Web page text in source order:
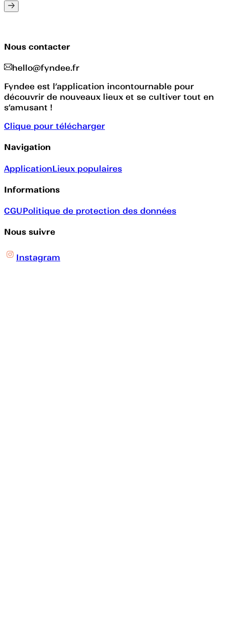
Nous contacter
hello@fyndee.fr
Fyndee est l’application incontournable pour
découvrir de nouveaux lieux et se cultiver tout en
s’amusant !
Clique pour télécharger
Navigation
ApplicationLieux populaires
Informations
CGUPolitique de protection des données
Nous suivre
Instagram